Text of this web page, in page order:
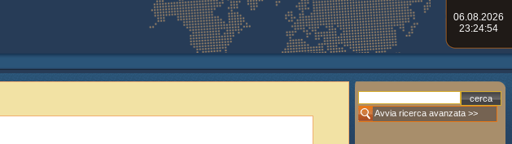
06.08.2026
23:24:54
Avvia ricerca avanzata >>